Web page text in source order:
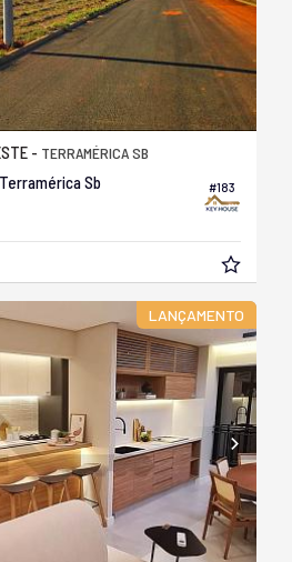
#183
- TERRAMÉRICA SB
Sb
LANÇAMENTO